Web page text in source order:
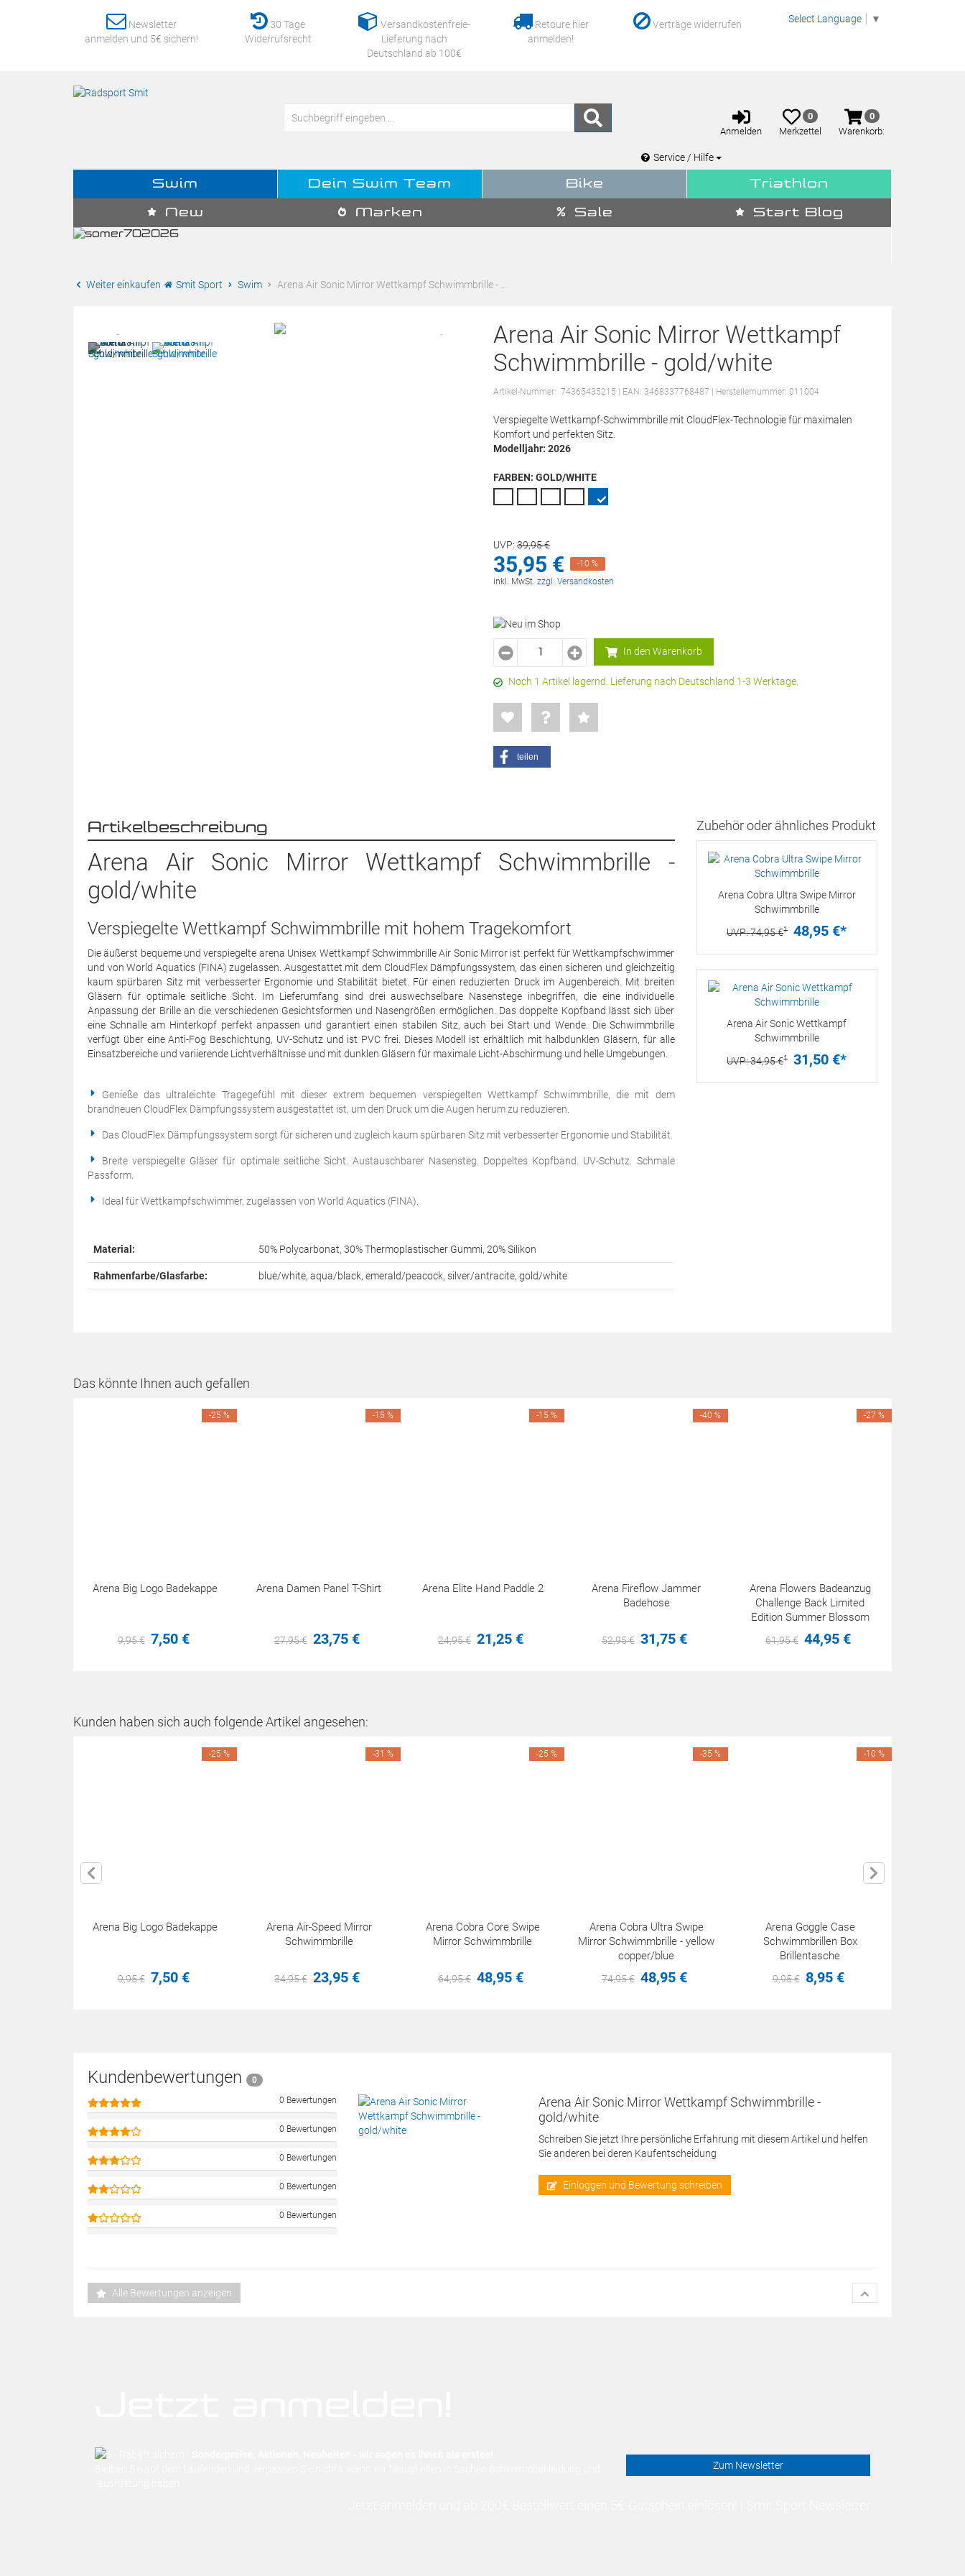
Newsletter
anmelden und 5€ sichern!
30 Tage
Widerrufsrecht
Versandkostenfreie-
Lieferung nach
Deutschland ab 100€
Retoure hier
anmelden!
Verträge widerrufen Select Language ▼
Anmelden
Merkzettel
aufklappen
0
Merkzettel
Warenkorb
aufklappen
0
Warenkorb:
Service / Hilfe
Swim Dein Swim Team Bike Triathlon
New Marken Sale Start Blog
Weiter einkaufen Smit Sport Swim Arena Air Sonic Mirror Wettkampf Schwimmbrille - …
Arena Air Sonic Mirror Wettkampf
Schwimmbrille - gold/white
Artikel-Nummer: 74365435215 | EAN: 3468337768487 | Herstellernummer: 011004
Verspiegelte Wettkampf-Schwimmbrille mit CloudFlex-Technologie für maximalen
Komfort und perfekten Sitz.
Modelljahr: 2026
FARBEN: GOLD/WHITE
UVP: 39,95€
35,95 €
-10 %
inkl. MwSt. zzgl. Versandkosten
In den Warenkorb
Noch 1 Artikel lagernd. Lieferung nach Deutschland 1-3 Werktage.
teilen
Artikelbeschreibung
Arena Air Sonic Mirror Wettkampf Schwimmbrille -
gold/white
Verspiegelte Wettkampf Schwimmbrille mit hohem Tragekomfort
Die äußerst bequeme und verspiegelte arena Unisex Wettkampf Schwimmbrille Air Sonic Mirror ist perfekt für Wettkampfschwimmer
und von World Aquatics (FINA) zugelassen. Ausgestattet mit dem CloudFlex Dämpfungssystem, das einen sicheren und gleichzeitig
kaum spürbaren Sitz mit verbesserter Ergonomie und Stabilität bietet. Für einen reduzierten Druck im Augenbereich. Mit breiten
Gläsern für optimale seitliche Sicht. Im Lieferumfang sind drei auswechselbare Nasenstege inbegriffen, die eine individuelle
Anpassung der Brille an die verschiedenen Gesichtsformen und Nasengrößen ermöglichen. Das doppelte Kopfband lässt sich über
eine Schnalle am Hinterkopf perfekt anpassen und garantiert einen stabilen Sitz, auch bei Start und Wende. Die Schwimmbrille
verfügt über eine Anti-Fog Beschichtung, UV-Schutz und ist PVC frei. Dieses Modell ist erhältlich mit halbdunklen Gläsern, für alle
Einsatzbereiche und variierende Lichtverhältnisse und mit dunklen Gläsern für maximale Licht-Abschirmung und helle Umgebungen.
Genieße das ultraleichte Tragegefühl mit dieser extrem bequemen verspiegelten Wettkampf Schwimmbrille, die mit dem
brandneuen CloudFlex Dämpfungssystem ausgestattet ist, um den Druck um die Augen herum zu reduzieren.
Das CloudFlex Dämpfungssystem sorgt für sicheren und zugleich kaum spürbaren Sitz mit verbesserter Ergonomie und Stabilität.
Breite verspiegelte Gläser für optimale seitliche Sicht. Austauschbarer Nasensteg. Doppeltes Kopfband. UV-Schutz. Schmale
Passform.
Ideal für Wettkampfschwimmer, zugelassen von World Aquatics (FINA).
Material: 50% Polycarbonat, 30% Thermoplastischer Gummi, 20% Silikon
Rahmenfarbe/Glasfarbe: blue/white, aqua/black, emerald/peacock, silver/antracite, gold/white
Zubehör oder ähnliches Produkt
Arena Cobra Ultra Swipe Mirror
Schwimmbrille
UVP:74,95€1 48,95 €*
Arena Air Sonic Wettkampf
Schwimmbrille
UVP:34,95€1 31,50 €*
Das könnte Ihnen auch gefallen
Arena Big Logo Badekappe
9,95€ 7,50 €
-25 %
Arena Damen Panel T-Shirt
27,95€ 23,75 €
-15 %
Arena Elite Hand Paddle 2
24,95€ 21,25 €
-15 %
Arena Fireflow Jammer
Badehose
52,95€ 31,75 €
-40 %
Arena Flowers Badeanzug
Challenge Back Limited
Edition Summer Blossom
61,95€ 44,95 €
-27 %
Kunden haben sich auch folgende Artikel angesehen:
Arena Big Logo Badekappe
9,95€ 7,50 €
-25 %
Arena Air-Speed Mirror
Schwimmbrille
34,95€ 23,95 €
-31 %
Arena Cobra Core Swipe
Mirror Schwimmbrille
64,95€ 48,95 €
-25 %
Arena Cobra Ultra Swipe
Mirror Schwimmbrille - yellow
copper/blue
74,95€ 48,95 €
-35 %
Arena Goggle Case
Schwimmbrillen Box
Brillentasche
9,95€ 8,95 €
-10 %
Kundenbewertungen
0
0 Bewertungen
0 Bewertungen
0 Bewertungen
0 Bewertungen
0 Bewertungen
Arena Air Sonic Mirror Wettkampf Schwimmbrille -
gold/white
Schreiben Sie jetzt Ihre persönliche Erfahrung mit diesem Artikel und helfen
Sie anderen bei deren Kaufentscheidung
Einloggen und Bewertung schreiben
Alle Bewertungen anzeigen
Zum Newsletter